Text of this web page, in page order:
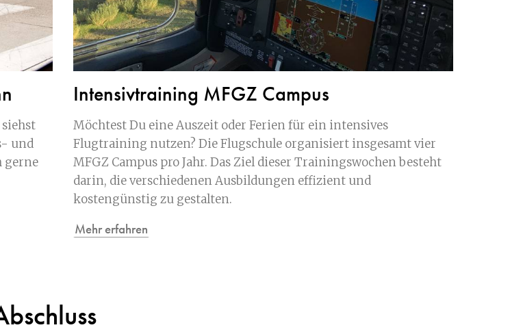
und
gerne
Intensivtraining MFGZ Campus
Möchtest Du eine Auszeit oder Ferien für ein intensives
Flugtraining nutzen? Die Flugschule organisiert insgesamt vier
MFGZ Campus pro Jahr. Das Ziel dieser Trainingswochen besteht
darin, die verschiedenen Ausbildungen effizient und
kostengünstig zu gestalten.
Mehr erfahren